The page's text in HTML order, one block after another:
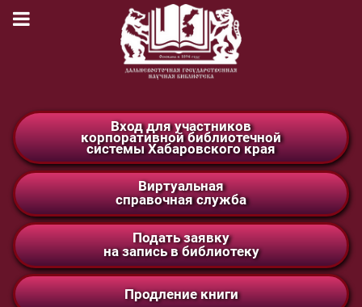
Вход для участников
корпоративной библиотечной
системы Хабаровского края
Виртуальная
справочная служба
Подать заявку
на запись в библиотеку
Продление книги